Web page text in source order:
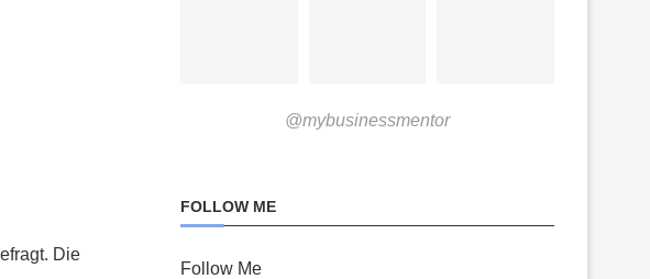
Die
@mybusinessmentor
FOLLOW ME
Follow Me